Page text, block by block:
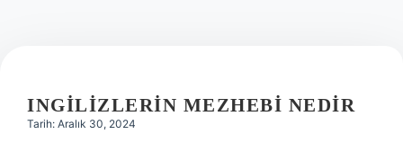
INGILIZLERIN MEZHEBI NEDIR
Tarih: Aralık 30, 2024